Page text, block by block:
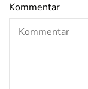
Kommentar